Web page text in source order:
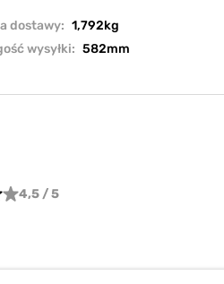
dostawy: 1,792kg
wysyłki: 582mm
4,5 / 5